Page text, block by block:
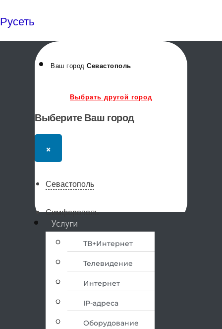
Русеть
Ваш город Севастополь
Выбрать другой город
Выберите Ваш город
×
Севастополь
Симферополь
МенюУслуги
ТВ+Интернет
Телевидение
Интернет
IP-адреса
Оборудование